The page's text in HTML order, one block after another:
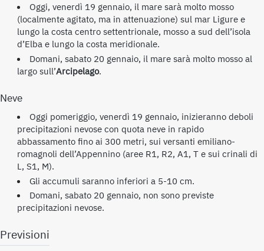
Oggi, venerdì 19 gennaio, il mare sarà molto mosso
(localmente agitato, ma in attenuazione) sul mar Ligure e
lungo la costa centro settentrionale, mosso a sud dell’isola
d’Elba e lungo la costa meridionale.
Domani, sabato 20 gennaio, il mare sarà molto mosso al
largo sull’Arcipelago.
Neve
Oggi pomeriggio, venerdì 19 gennaio, inizieranno deboli
precipitazioni nevose con quota neve in rapido
abbassamento fino ai 300 metri, sui versanti emiliano-
romagnoli dell’Appennino (aree R1, R2, A1, T e sui crinali di
L, S1, M).
Gli accumuli saranno inferiori a 5-10 cm.
Domani, sabato 20 gennaio, non sono previste
precipitazioni nevose.
Previsioni